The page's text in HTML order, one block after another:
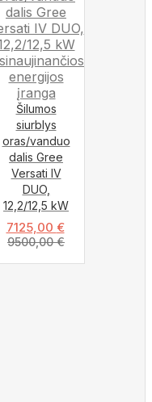
Šilumos
siurblys
oras/vanduo
dalis Gree
Versati IV
DUO,
12,2/12,5 kW
7125,00 €
9500,00€